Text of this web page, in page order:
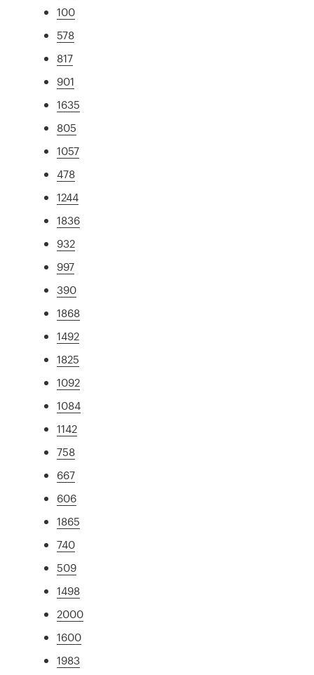
100
578
817
901
1635
805
1057
478
1244
1836
932
997
390
1868
1492
1825
1092
1084
1142
758
667
606
1865
740
509
1498
2000
1600
1983